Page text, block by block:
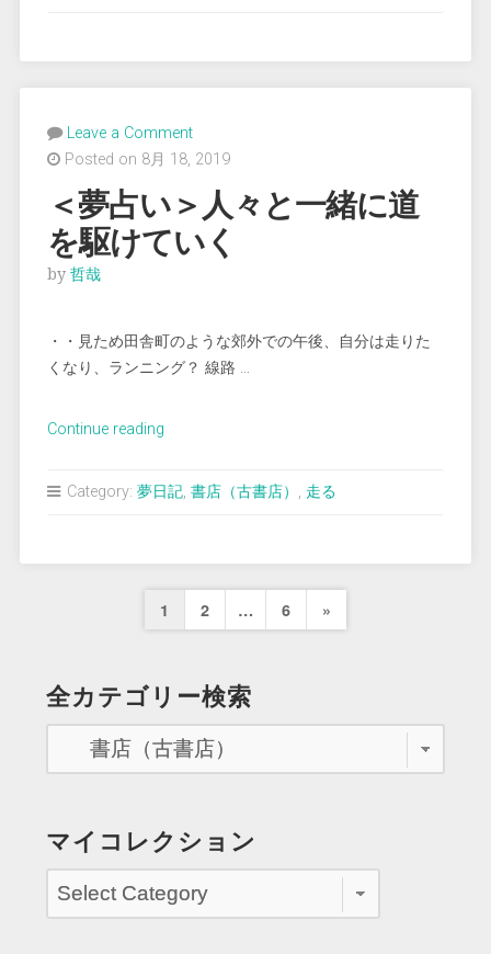
古
書
で
パ
フ
を
Leave a Comment
Posted on 8月 18, 2019
＜夢占い＞人々と一緒に道
を駆けていく
by 哲哉
・・見ため田舎町のような郊外での午後、自分は走りた
くなり、ランニング？ 線路 …
Continue reading“＜
占
人々
一
道
駆
け
く”
Category: 夢日記, 書店（古書店） , 走る
投
の
ペ
ー
送
り
1 2 … 6
Next
»
全カテゴリー検索
マイコレクション